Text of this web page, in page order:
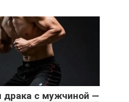
драка с мужчиной —